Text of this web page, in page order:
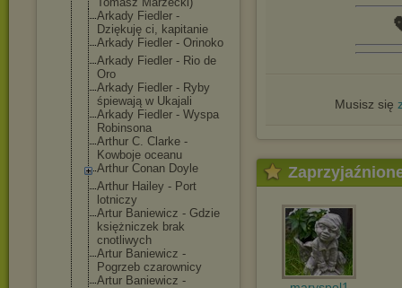
Arkady Fiedler -
Dziękuję ci, kapitanie
Arkady Fiedler - Orinoko
Arkady Fiedler - Rio de
Oro
Arkady Fiedler - Ryby
śpiewają w Ukajali
Arkady Fiedler - Wyspa
Robinsona
Arthur C. Clarke -
Kowboje oceanu
Arthur Conan Doyle
Arthur Hailey - Port
lotniczy
Artur Baniewicz - Gdzie
księżniczek brak
cnotliwych
Artur Baniewicz -
Pogrzeb czarownicy
Artur Baniewicz -
Musisz się